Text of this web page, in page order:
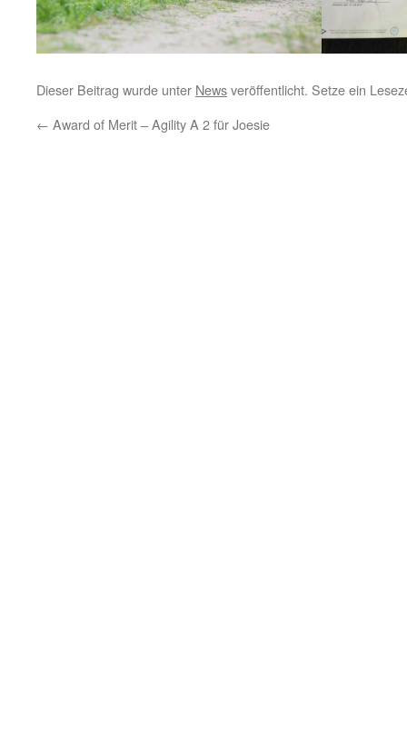
Dieser Beitrag wurde unter Newsveröffentlicht. Setze ein
← Award of Merit – Agility A 2 für Joesie